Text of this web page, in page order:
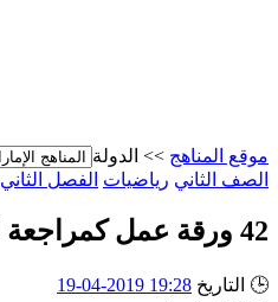
موقع المناهج >> الدولة
الصف الثاني رياضيات الفصل الثاني
42 ورقة عمل كمراجعة للوحدات 5و6و7 ـ صور
🕒 التاريخ 19:28 2019-04-19